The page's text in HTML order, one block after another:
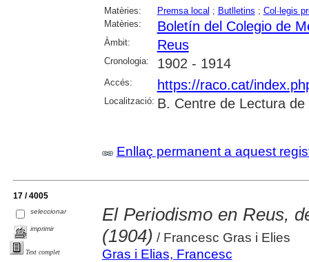
Matèries: Premsa local ; Butlletins ; Col·legis
Matèries:
Boletín del Colegio de
Àmbit: Reus
Cronologia: 1902 - 1914
Accés: https://raco.cat/
Localització: B. Centre de Lectura de
Enllaç permanent a aquest
17 / 4005
seleccionar
imprimir
Text complet
El Periodismo en Reus,
(1904) / Francesc Gras i Elies
Gras i Elias, Francesc